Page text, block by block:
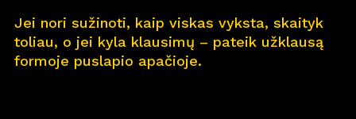
Jei nori sužinoti, kaip viskas vyksta, skaityk
toliau, o jei kyla klausimų – pateik užklausą
formoje puslapio apačioje.